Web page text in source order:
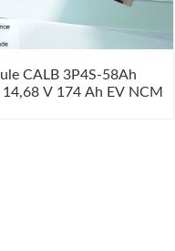
CALB 3P4S-58Ah
V 174 Ah EV NCM